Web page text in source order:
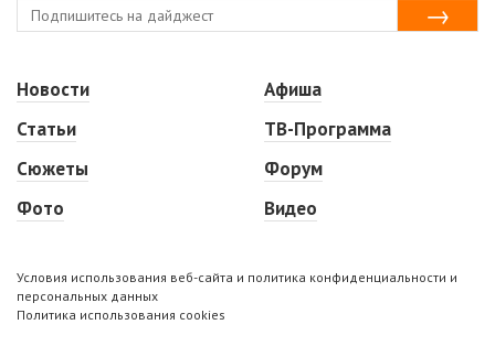
Новости
Статьи
Сюжеты
Фото
Афиша
ТВ-Программа
Форум
Видео
Условия использования веб-сайта и политика конфиденциальности и
персональных данных
Политика использования cookies